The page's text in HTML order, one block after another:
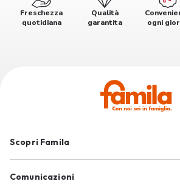
Freschezza
quotidiana
Qualità
garantita
ogni
Scopri Famila
Comunicazioni